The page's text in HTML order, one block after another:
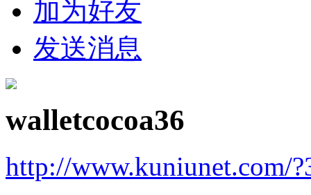
加为好友
发送消息
walletcocoa36
http://www.kuniunet.com/